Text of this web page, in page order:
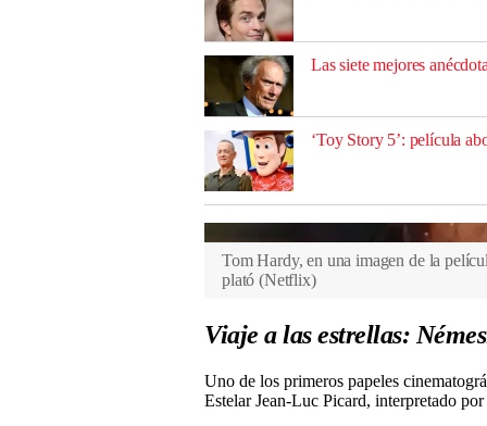
Las siete mejores
‘Toy Story 5’: película
Tom Hardy, en una imagen de la
plató (Netflix)
Viaje a las estrellas:
Uno de los primeros papeles
Estelar Jean-Luc Picard, interpretado por